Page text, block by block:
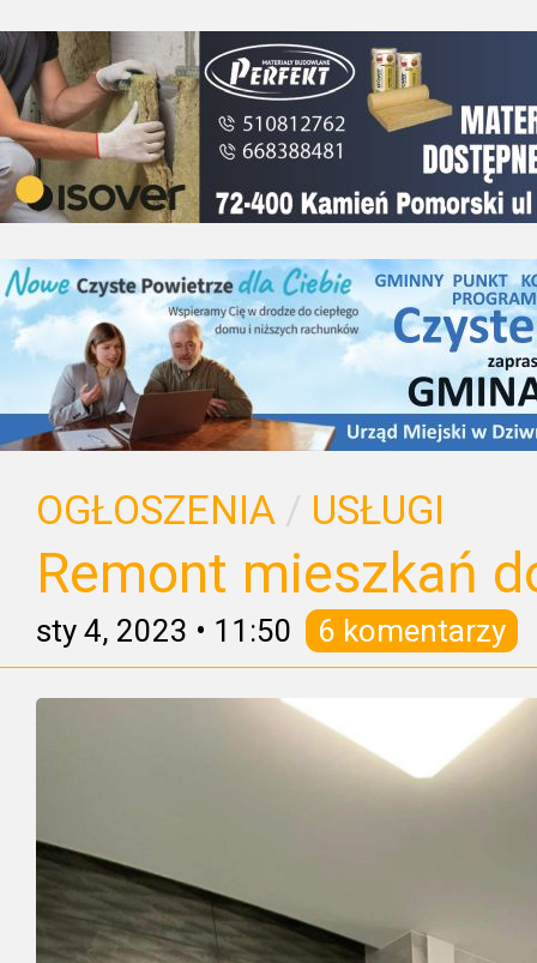
OGŁOSZENIA / USŁUGI
Remont mieszkań
sty 4, 2023 • 11:50 6 komentarzy